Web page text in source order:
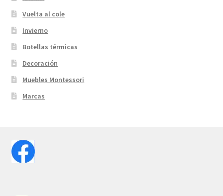
Vuelta al cole
Invierno
Botellas térmicas
Decoración
Muebles Montessori
Marcas